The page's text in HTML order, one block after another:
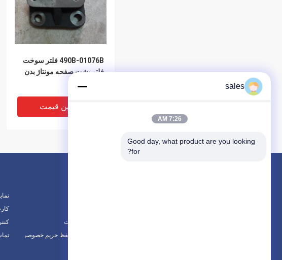
490B-01076B فلتر سوخت
فلتر پشت صفحه مونتاژ بدن
بهترین قیمت
نقشه سایت
سیاست حفظ حریم خصوصی
sales
7:26 AM
Good day, what product are you looking
for?